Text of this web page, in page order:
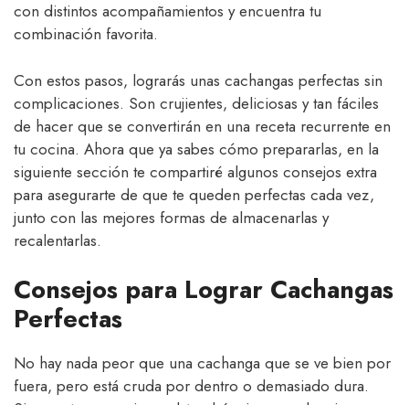
con distintos acompañamientos y encuentra tu
combinación favorita.
Con estos pasos, lograrás unas cachangas perfectas sin
complicaciones. Son crujientes, deliciosas y tan fáciles
de hacer que se convertirán en una receta recurrente en
tu cocina. Ahora que ya sabes cómo prepararlas, en la
siguiente sección te compartiré algunos consejos extra
para asegurarte de que te queden perfectas cada vez,
junto con las mejores formas de almacenarlas y
recalentarlas.
Consejos para Lograr Cachangas
Perfectas
No hay nada peor que una cachanga que se ve bien por
fuera, pero está cruda por dentro o demasiado dura.